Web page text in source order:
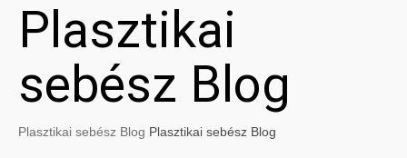
Plasztikai
sebész Blog
Plasztikai sebész Blog Plasztikai sebész Blog